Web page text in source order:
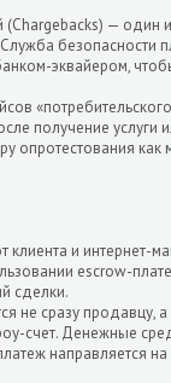
(Chargebacks) —
безопасности
эквайером,
получение услуги
опротестования
и интернет-
escrow-
сделки.
не сразу продавцу,
счет. Денежные
направляется